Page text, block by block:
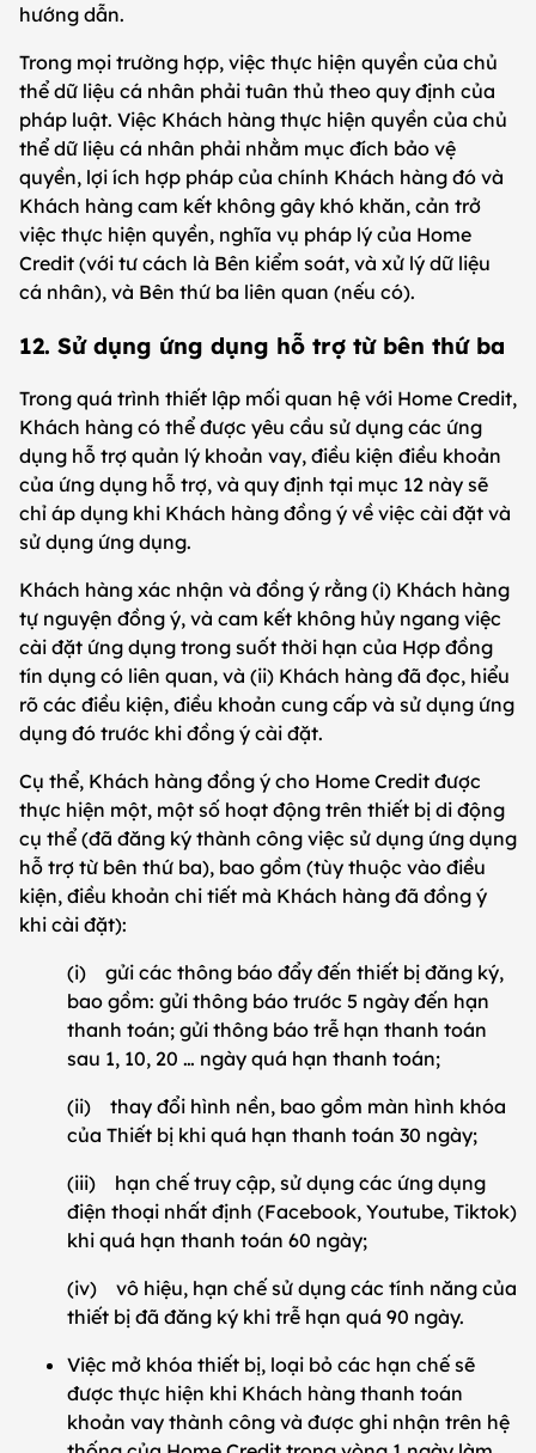
hướng dẫn.
Trong mọi trường hợp, việc thực hiện quyền của chủ
thể dữ liệu cá nhân phải tuân thủ theo quy định của
pháp luật. Việc Khách hàng thực hiện quyền của chủ
thể dữ liệu cá nhân phải nhằm mục đích bảo vệ
quyền, lợi ích hợp pháp của chính Khách hàng đó và
Khách hàng cam kết không gây khó khăn, cản trở
việc thực hiện quyền, nghĩa vụ pháp lý của Home
Credit (với tư cách là Bên kiểm soát, và xử lý dữ liệu
cá nhân), và Bên thứ ba liên quan (nếu có).
12. Sử dụng ứng dụng hỗ trợ từ bên thứ ba
Trong quá trình thiết lập mối quan hệ với Home Credit,
Khách hàng có thể được yêu cầu sử dụng các ứng
dụng hỗ trợ quản lý khoản vay, điều kiện điều khoản
của ứng dụng hỗ trợ, và quy định tại mục 12 này sẽ
chỉ áp dụng khi Khách hàng đồng ý về việc cài đặt và
sử dụng ứng dụng.
Khách hàng xác nhận và đồng ý rằng (i) Khách hàng
tự nguyện đồng ý, và cam kết không hủy ngang việc
cài đặt ứng dụng trong suốt thời hạn của Hợp đồng
tín dụng có liên quan, và (ii) Khách hàng đã đọc, hiểu
rõ các điều kiện, điều khoản cung cấp và sử dụng ứng
dụng đó trước khi đồng ý cài đặt.
Cụ thể, Khách hàng đồng ý cho Home Credit được
thực hiện một, một số hoạt động trên thiết bị di động
cụ thể (đã đăng ký thành công việc sử dụng ứng dụng
hỗ trợ từ bên thứ ba), bao gồm (tùy thuộc vào điều
kiện, điều khoản chi tiết mà Khách hàng đã đồng ý
khi cài đặt):
(i) gửi các thông báo đẩy đến thiết bị đăng ký,
bao gồm: gửi thông báo trước 5 ngày đến hạn
thanh toán; gửi thông báo trễ hạn thanh toán
sau 1, 10, 20 … ngày quá hạn thanh toán;
(ii) thay đổi hình nền, bao gồm màn hình khóa
của Thiết bị khi quá hạn thanh toán 30 ngày;
(iii) hạn chế truy cập, sử dụng các ứng dụng
điện thoại nhất định (Facebook, Youtube, Tiktok)
khi quá hạn thanh toán 60 ngày;
(iv) vô hiệu, hạn chế sử dụng các tính năng của
thiết bị đã đăng ký khi trễ hạn quá 90 ngày.
Việc mở khóa thiết bị, loại bỏ các hạn chế sẽ
được thực hiện khi Khách hàng thanh toán
khoản vay thành công và được ghi nhận trên hệ